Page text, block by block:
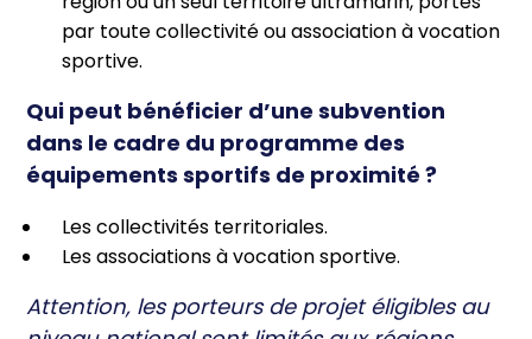
par toute collectivité ou association à vocation
sportive.
Qui peut bénéficier d’une subvention
dans le cadre du programme des
équipements sportifs de proximité ?
Les collectivités territoriales.
Les associations à vocation sportive.
Attention, les porteurs de projet éligibles au